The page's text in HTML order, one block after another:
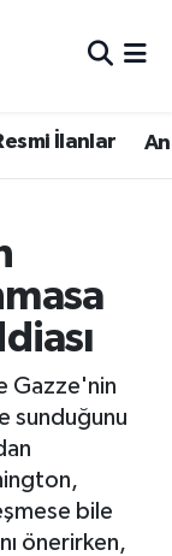
İlanlar
Gazze'nin
sunduğunu
bile
önerirken,